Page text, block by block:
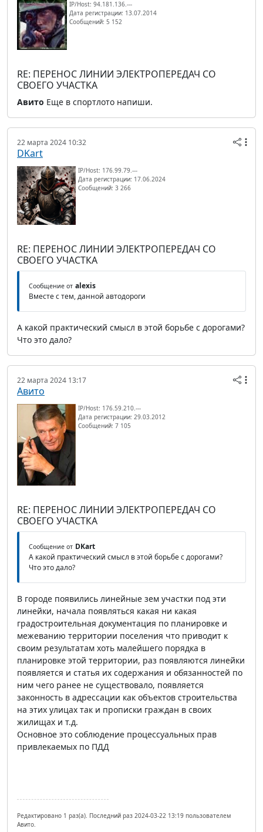
IP/Host: 94.181.136.---
Дата регистрации: 13.07.2014
Сообщений: 5 152
RE: ПЕРЕНОС ЛИНИИ ЭЛЕКТРОПЕРЕДАЧ СО
СВОЕГО УЧАСТКА
Авито Еще в спортлото напиши.
22 марта 2024 10:32
DKart
IP/Host: 176.99.79.---
Дата регистрации: 17.06.2024
Сообщений: 3 266
RE: ПЕРЕНОС ЛИНИИ ЭЛЕКТРОПЕРЕДАЧ СО
СВОЕГО УЧАСТКА
Сообщение от alexis
Вместе с тем, данной автодороги
А какой практический смысл в этой борьбе с дорогами?
Что это дало?
22 марта 2024 13:17
Авито
IP/Host: 176.59.210.---
Дата регистрации: 29.03.2012
Сообщений: 7 105
RE: ПЕРЕНОС ЛИНИИ ЭЛЕКТРОПЕРЕДАЧ СО
СВОЕГО УЧАСТКА
Сообщение от DKart
А какой практический смысл в этой борьбе с дорогами?
Что это дало?
В городе появились линейные зем участки под эти
линейки, начала появляться какая ни какая
градостроительная документация по планировке и
межеванию территории поселения что приводит к
своим результатам хоть малейшего порядка в
планировке этой территории, раз появляются линейки
появляется и статья их содержания и обязанностей по
ним чего ранее не существовало, появляется
законность в адрессации как объектов строительства
на этих улицах так и прописки граждан в своих
жилищах и т.д.
Основное это соблюдение процессуальных прав
привлекаемых по ПДД
Редактировано 1 раз(а). Последний раз 2024-03-22 13:19 пользователем
Авито.